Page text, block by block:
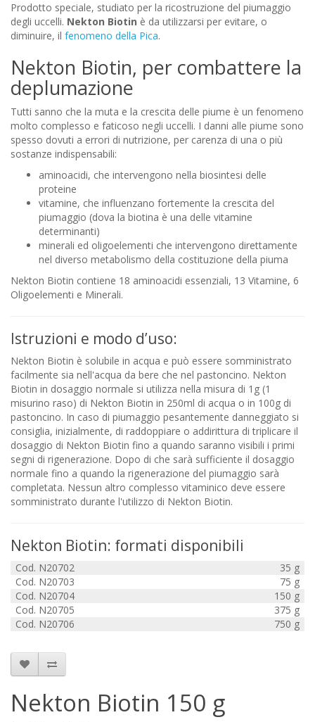
Prodotto speciale, studiato per la ricostruzione del piumaggio
degli uccelli. Nekton Biotin è da utilizzarsi per evitare, o
diminuire, il fenomeno della Pica.
Nekton Biotin, per combattere la
deplumazione
Tutti sanno che la muta e la crescita delle piume è un fenomeno
molto complesso e faticoso negli uccelli. I danni alle piume sono
spesso dovuti a errori di nutrizione, per carenza di una o più
sostanze indispensabili:
aminoacidi, che intervengono nella biosintesi delle
proteine
vitamine, che influenzano fortemente la crescita del
piumaggio (dova la biotina è una delle vitamine
determinanti)
minerali ed oligoelementi che intervengono direttamente
nel diverso metabolismo della costituzione della piuma
Nekton Biotin contiene 18 aminoacidi essenziali, 13 Vitamine, 6
Oligoelementi e Minerali.
Istruzioni e modo d’uso:
Nekton Biotin è solubile in acqua e può essere somministrato
facilmente sia nell'acqua da bere che nel pastoncino. Nekton
Biotin in dosaggio normale si utilizza nella misura di 1g (1
misurino raso) di Nekton Biotin in 250ml di acqua o in 100g di
pastoncino. In caso di piumaggio pesantemente danneggiato si
consiglia, inizialmente, di raddoppiare o addirittura di triplicare il
dosaggio di Nekton Biotin fino a quando saranno visibili i primi
segni di rigenerazione. Dopo di che sarà sufficiente il dosaggio
normale fino a quando la rigenerazione del piumaggio sarà
completata. Nessun altro complesso vitaminico deve essere
somministrato durante l'utilizzo di Nekton Biotin.
Nekton Biotin: formati disponibili
Cod. N20702
35 g
Cod. N20703
75 g
Cod. N20704
150 g
Cod. N20705
375 g
Cod. N20706
750 g
Nekton Biotin 150 g